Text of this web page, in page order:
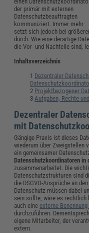
der primär mit externen
Datenschutzbeauftragten
kommuniziert. Immer mehr
setzt sich jedoch bei
durch. Wie eine derartige
die Vor- und Nachteile sind,
Inhaltsverzeichnis
Dezentraler
Projektbezogener
Aufgaben, Rechte
Dezentraler
mit
Gängige Praxis ist dieses
wiederum über Zweigstellen
ein gemeinsamer
Datenschutzkoordinatoren in
zusammenarbeitet. Die
Datenschutzstrukturen sind
die DSGVO-Ansprüche an
Datenschutz müssen dabei
sein sollte, wäre es rechtlich
auch eineexterne
durchzuführen.
eigene Mitarbeiter, der
extern.